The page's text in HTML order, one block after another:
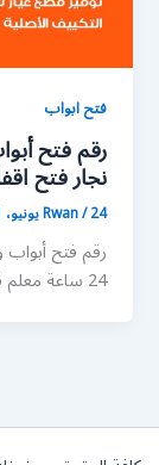
فتح ابواب
نجار فتح اقفال
Rwan/24 يونيو، 2021
رقم فتح أبواب
24 ساعة معلم فني مفاتيح شاطر ورخيص فتح قفل توفره […]